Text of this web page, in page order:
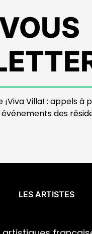
Villa! : appels à
des
LES ARTISTES